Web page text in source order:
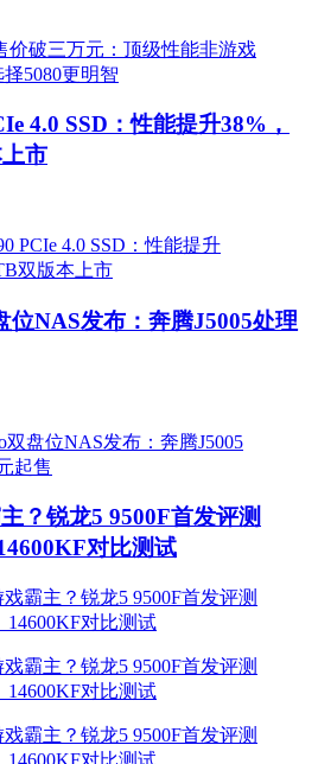
4.0 SSD：性能提升38%，
市
位NAS发布：奔腾J5005处理
？锐龙5 9500F首发评测
对比测试